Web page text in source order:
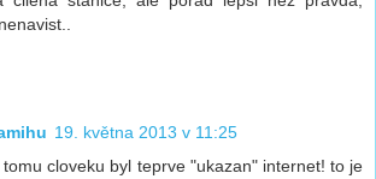
19. května 2013 v 11:25
cloveku byl teprve "ukazan" internet! to je